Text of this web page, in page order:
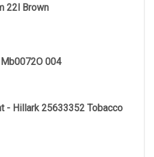
22l Brown
004
- Hillark 25633352 Tobacco